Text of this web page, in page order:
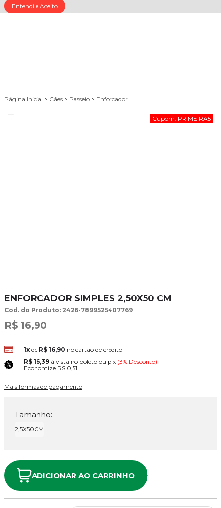
Entendi e Aceito
Página Inicial > Cães > Passeio > Enforcador
Cupom: PRIMEIRA5
ENFORCADOR SIMPLES 2,50X50 CM
Cod. do Produto: 2426-7899525407769
R$ 16,90
1xde R$ 16,90 no cartão de crédito
R$ 16,39 à vista no boleto ou pix (3% Desconto)
Economize R$ 0,51
Mais formas de pagamento
Tamanho:
2,5X50CM
ADICIONAR AO CARRINHO